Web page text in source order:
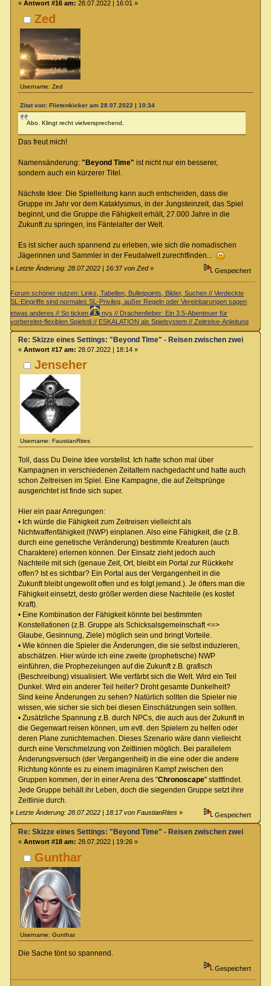
Zed
Username: Zed
« Antwort #16 am: 28.07.2022 | 16:01 »
Zitat von: Flietenkicker am 28.07.2022 | 10:34
Abo. Klingt recht vielversprechend.
Das freut mich!
Namensänderung: "Beyond Time" ist nicht nur ein besserer,
sondern auch ein kürzerer Titel.
Nächste Idee: Die Spielleitung kann auch entscheiden, dass die
Gruppe im Jahr vor dem Kataklysmus, in der Jungsteinzeit, das Spiel
beginnt, und die Gruppe die Fähigkeit erhält, 27.000 Jahre in die
Zukunft zu springen, ins Fäntelalter der Welt.
Es ist sicher auch spannend zu erleben, wie sich die nomadischen
Jägerinnen und Sammler in der Feudalwelt zurechtfinden...
«Letzte Änderung: 28.07.2022 | 16:37 von Zed» Gespeichert
Forum schöner nutzen: Links, Tabellen, Bulletpoints, Bilder, Suchen // Verdeckte
SL-Eingriffe sind normales SL-Privileg, außer Regeln oder Vereinbarungen sagen
etwas anderes // So ticken
nys // Drachenfieber: Ein 3.5-Abenteuer für
vorbereitet-flexiblen Spielstil // ESKALATION als Spielsystem // Zeitreise-Anleitung
Jenseher
Username: FaustianRites
Re: Skizze eines Settings: "Beyond Time" - Reisen zwischen zwei
« Antwort #17 am: 28.07.2022 | 18:14 »
Toll, dass Du Deine Idee vorstellst. Ich hatte schon mal über
Kampagnen in verschiedenen Zeitaltern nachgedacht und hatte auch
schon Zeitreisen im Spiel. Eine Kampagne, die auf Zeitsprünge
ausgerichtet ist finde sich super.
Hier ein paar Anregungen:
• Ich würde die Fähigkeit zum Zeitreisen vielleicht als
Nichtwaffenfähigkeit (NWP) einplanen. Also eine Fähigkeit, die (z.B.
durch eine genetische Veränderung) bestimmte Kreaturen (auch
Charaktere) erlernen können. Der Einsatz zieht jedoch auch
Nachteile mit sich (genaue Zeit, Ort, bleibt ein Portal zur Rückkehr
offen? Ist es sichtbar? Ein Portal aus der Vergangenheit in die
Zukunft bleibt ungewollt offen und es folgt jemand.). Je öfters man die
Fähigkeit einsetzt, desto größer werden diese Nachteile (es kostet
Kraft).
• Eine Kombination der Fähigkeit könnte bei bestimmten
Konstellationen (z.B. Gruppe als Schicksalsgemeinschaft <=>
Glaube, Gesinnung, Ziele) möglich sein und bringt Vorteile.
• Wie können die Spieler die Änderungen, die sie selbst induzieren,
abschätzen. Hier würde ich eine zweite (prophetische) NWP
einführen, die Prophezeiungen auf die Zukunft z.B. grafisch
(Beschreibung) visualisiert. Wie verfärbt sich die Welt. Wird ein Teil
Dunkel. Wird ein anderer Teil heller? Droht gesamte Dunkelheit?
Sind keine Änderungen zu sehen? Natürlich sollten die Spieler nie
wissen, wie sicher sie sich bei diesen Einschätzungen sein sollten.
• Zusätzliche Spannung z.B. durch NPCs, die auch aus der Zukunft in
die Gegenwart reisen können, um evtl. den Spielern zu helfen oder
deren Plane zunichtemachen. Dieses Szenario wäre dann vielleicht
durch eine Verschmelzung von Zeitlinien möglich. Bei parallelem
Änderungsversuch (der Vergangenheit) in die eine oder die andere
Richtung könnte es zu einem imaginären Kampf zwischen den
Gruppen kommen, der in einer Arena des "Chronoscape" stattfindet.
Jede Gruppe behält ihr Leben, doch die siegenden Gruppe setzt ihre
Zeitlinie durch.
«Letzte Änderung: 28.07.2022 | 18:17 von FaustianRites » Gespeichert
Gunthar
Username: Gunthar
Re: Skizze eines Settings: "Beyond Time" - Reisen zwischen zwei
« Antwort #18 am: 28.07.2022 | 19:26 »
Die Sache tönt so spannend.
Gespeichert